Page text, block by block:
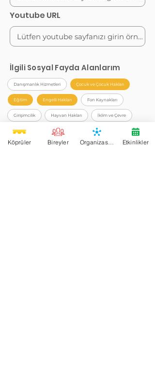
Youtube URL
İlgili Sosyal Fayda Alanlarım
Danışmanlık Hizmetleri Çocuk ve Çocuk Hakları
Eğitim Engelli Hakları Fon Kaynakları
Girişimcilik Hayvan Hakları İklim ve Çevre
İnsan Hakları İş birliği ve Ağ Oluşturma Kalkınma
Kültür-Sanat Ruhsal Gelişim ve Farkındalık
Köprüler Bireyler Organizasyonlar Etkinlikler